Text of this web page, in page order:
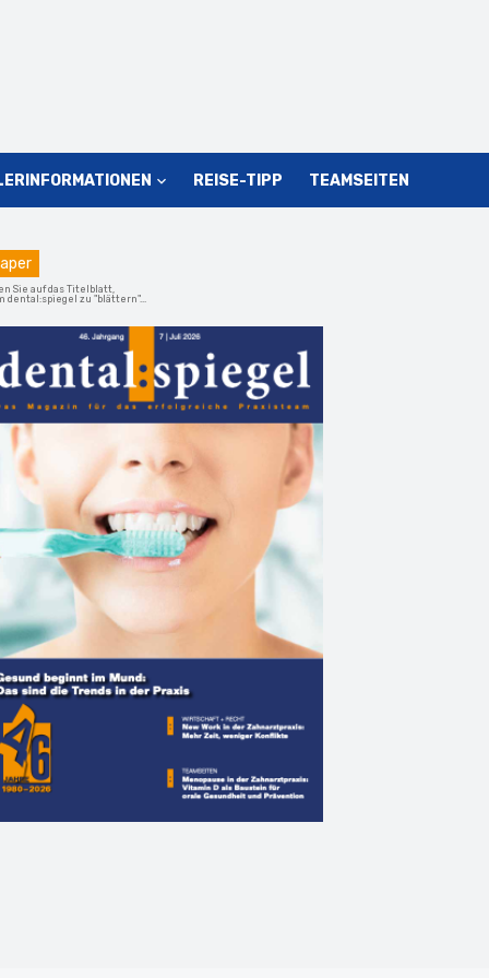
REISE-TIPP TEAMSEITEN
Sie auf das Titelblatt,
dental:spiegel zu "blättern"...